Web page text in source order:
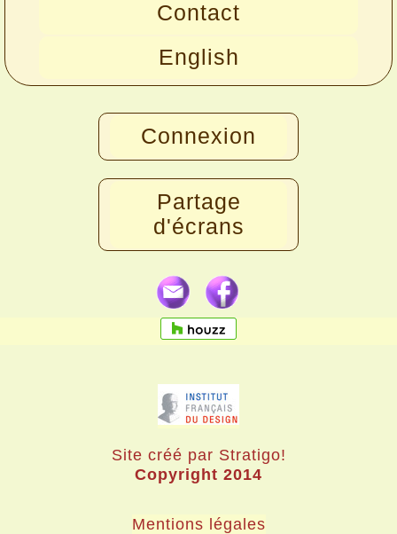
Contact
English
Connexion
Partage
d'écrans
Site créé par Stratigo!
Copyright 2014
Mentions légales